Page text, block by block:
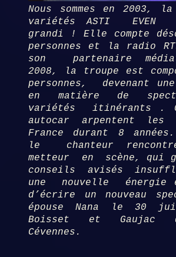
Nous sommes en 2003,
variétés ASTI
grandi ! Elle compte
personnes et la radio
son partenaire
2008, la troupe est
personnes, devenant
en matière de
variétés itinérants .
autocar arpentent les
France durant 8
le chanteur
metteur en scène, qui
conseils avisés
une nouvelle énergie
d’écrire un nouveau
épouse Nana le 30
Boisset et Gaujac
Cévennes.